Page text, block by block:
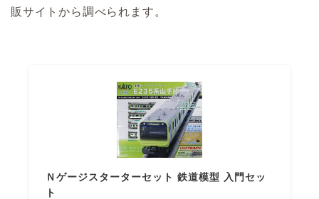
販サイトから調べられます。
Ｎゲージスターターセット 鉄道模型 入門セッ
ト